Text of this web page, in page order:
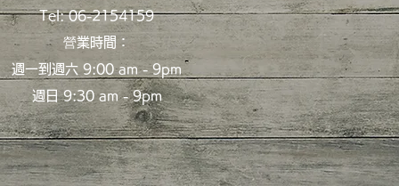
Tel: 06-2154159
營業時間：
週一到週六 9:00 am - 9pm
週日 9:30 am - 9pm